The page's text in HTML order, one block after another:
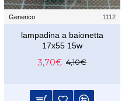
Generico 1112
lampadina a baionetta
17x55 15w
3,70€ 4,10€